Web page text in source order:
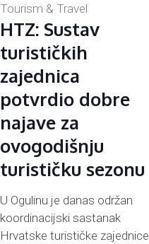
Tourism & Travel
HTZ: Sustav
turističkih
zajednica
potvrdio dobre
najave za
ovogodišnju
turističku sezonu
U Ogulinu je danas održan
koordinacijski sastanak
Hrvatske turističke zajednice